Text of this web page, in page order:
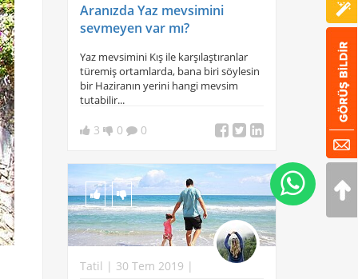
Aranızda Yaz mevsimini
sevmeyen var mı?
Yaz mevsimini Kış ile karşılaştıranlar
türemiş ortamlarda, bana biri söylesin
bir Haziranın yerini hangi mevsim
tutabilir...
3 0 0
Tatil | 30 Tem 2019 |